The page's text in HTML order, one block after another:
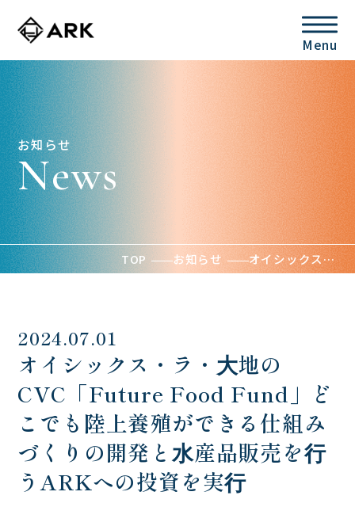
Menu
お知らせ
News
TOP お知らせ オイシックス・ラ・⼤地のCVC「Future Food Fund」どこでも陸上養殖ができる仕組みづくりの開発と⽔産品販売を⾏うARKへの投資を実⾏
2024.07.01
オイシックス・ラ・⼤地の
CVC「Future Food Fund」ど
こでも陸上養殖ができる仕組み
づくりの開発と⽔産品販売を⾏
うARKへの投資を実⾏